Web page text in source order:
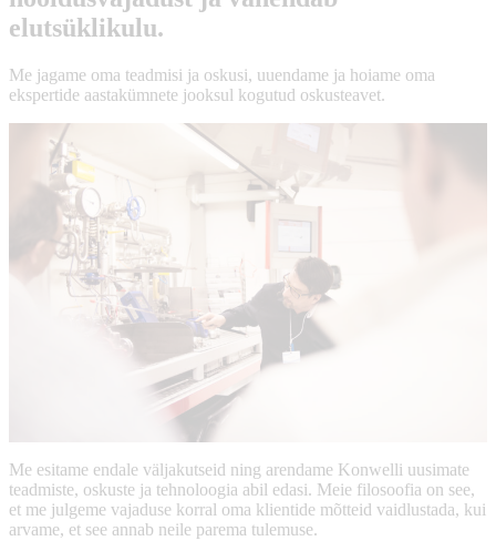
elutsüklikulu.
Me jagame oma teadmisi ja oskusi, uuendame ja hoiame oma
ekspertide aastakümnete jooksul kogutud oskusteavet.
Me esitame endale väljakutseid ning arendame Konwelli uusimate
teadmiste, oskuste ja tehnoloogia abil edasi. Meie filosoofia on see,
et me julgeme vajaduse korral oma klientide mõtteid vaidlustada, kui
arvame, et see annab neile parema tulemuse.